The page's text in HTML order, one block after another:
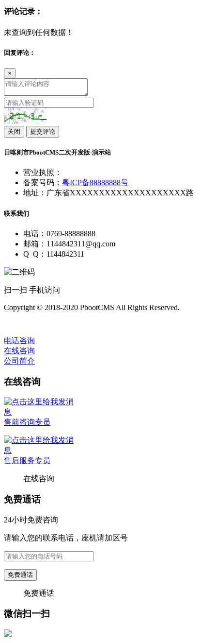
评论记录：
未查询到任何数据！
回复评论：
×
关闭 提交评论
日喀则市PbootCMS二次开发版-演示站
营业执照：
备案号码： 粤ICP备88888888号
地址：广东省XXXXXXXXXXXXXXXXXXXX路
联系我们
电话：0769-88888888
邮箱：1144842311@qq.com
Q Q：1144842311
扫一扫 手机访问
Copyright © 2018-2020 PbootCMS All Rights Reserved.
电话咨询
在线咨询
公司简介
在线咨询
售前咨询专员
售后服务专员
在线咨询
免费通话
24小时免费咨询
请输入您的联系电话，座机请加区号
免费通话
免费通话
微信扫一扫